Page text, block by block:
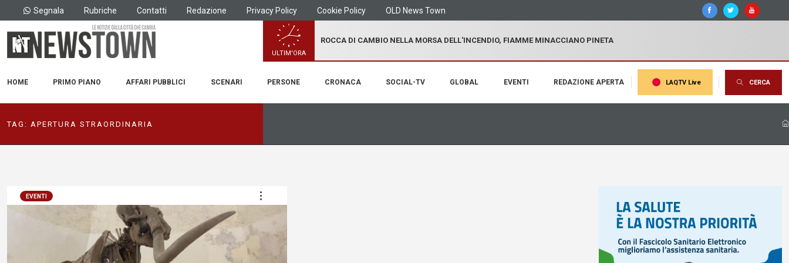
Segnala Rubriche Contatti Redazione Privacy Policy Cookie Policy OLD News Town
ULTIM'ORA
ROCCA DI CAMBIO NELLA MORSA DELL'INCENDIO, FIAMME MINACCIANO PINETA
HOME PRIMO PIANO AFFARI PUBBLICI SCENARI PERSONE CRONACA SOCIAL-TV GLOBAL EVENTI REDAZIONE APERTA LAQTV Live CERCA
TAG: APERTURA STRAORDINARIA
EVENTI